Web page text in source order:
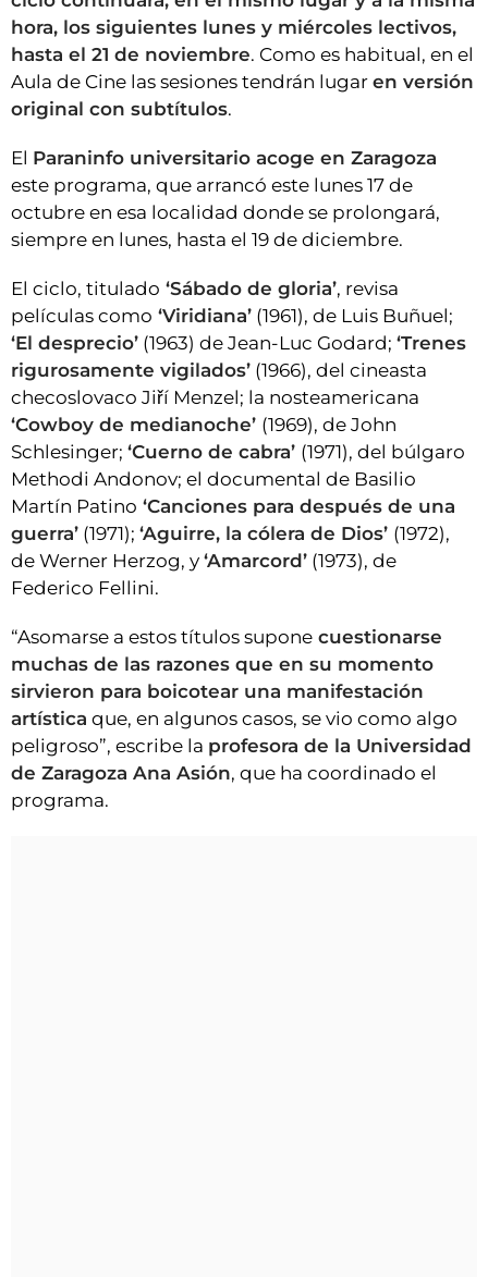
hora, los siguientes lunes y miércoles lectivos,
hasta el 21 de noviembre. Como es habitual, en el
Aula de Cine las sesiones tendrán lugar en versión
original con subtítulos.
El Paraninfo universitario acoge en Zaragoza
este programa, que arrancó este lunes 17 de
octubre en esa localidad donde se prolongará,
siempre en lunes, hasta el 19 de diciembre.
El ciclo, titulado ‘Sábado de gloria’, revisa
películas como ‘Viridiana’ (1961), de Luis Buñuel;
‘El desprecio’ (1963) de Jean-Luc Godard; ‘Trenes
rigurosamente vigilados’ (1966), del cineasta
checoslovaco Jiří Menzel; la nosteamericana
‘Cowboy de medianoche’ (1969), de John
Schlesinger; ‘Cuerno de cabra’ (1971), del búlgaro
Methodi Andonov; el documental de Basilio
Martín Patino ‘Canciones para después de una
guerra’ (1971); ‘Aguirre, la cólera de Dios’ (1972),
de Werner Herzog, y ‘Amarcord’ (1973), de
Federico Fellini.
“Asomarse a estos títulos supone cuestionarse
muchas de las razones que en su momento
sirvieron para boicotear una manifestación
artística que, en algunos casos, se vio como algo
peligroso”, escribe la profesora de la Universidad
de Zaragoza Ana Asión, que ha coordinado el
programa.